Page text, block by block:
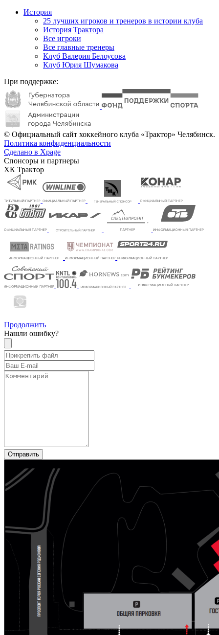
История
25 лучших игроков и тренеров в истории клуба
История Трактора
Все игроки
Все главные тренеры
Клуб Валерия Белоусова
Клуб Юрия Шумакова
При поддержке:
© Официальный сайт хоккейного клуба «Трактор» Челябинск.
Политика конфиденциальности
Сделано в Xpage
Спонсоры и партнеры
ХК Трактор
Продолжить
Нашли ошибку?